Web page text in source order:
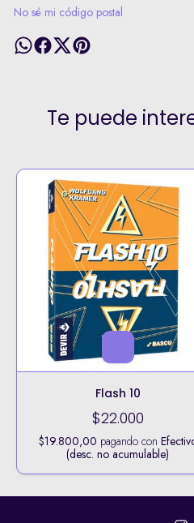
No sé mi código postal
Te puede
Flash 10
$22.000
$19.800,00 pagando con
(desc. no acumulable)